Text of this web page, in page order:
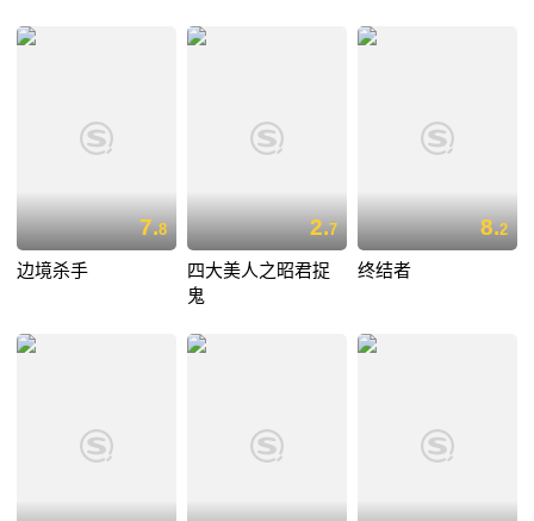
7.8
边境杀手
2.7
四大美人之昭君捉
鬼
8.2
终结者